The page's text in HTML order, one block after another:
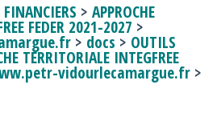
> APPROCHE
FEDER 2021-2027 >
> docs > OUTILS
TERRITORIALE INTEGFREE
vidourlecamargue.fr >